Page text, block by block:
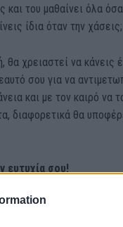
και του μαθαίνει όλα
ίδια όταν την χάσεις;
θα χρειαστεί να κάνεις
σου για να
και με τον καιρό να
διαφορετικά θα
ευτυχία σου!